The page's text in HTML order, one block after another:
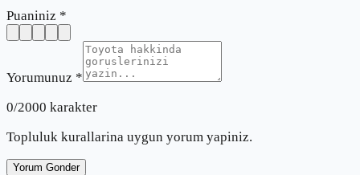
Puaniniz *
Yorumunuz *
0/2000 karakter
Topluluk kurallarina uygun yorum yapiniz.
Yorum Gonder